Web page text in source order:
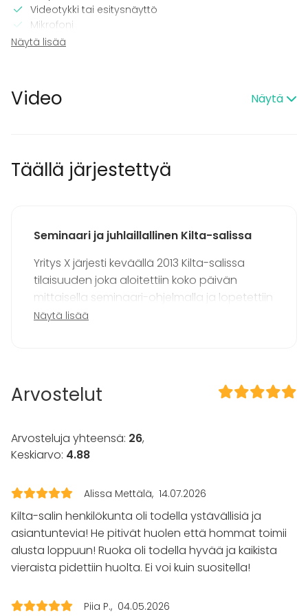
Videotykki tai esitysnäyttö
Mikrofoni
Wi-Fi
Pro äänilaitteisto
Musiikki kovalla OK
Hansel-sopimus
Esiintymislava
Muistiinpanovälineet
Fläppi- / Valkotaulu
Astiasto
Tapahtumatyypit
Kokous
Esitys / näytös
Virkistystilaisuus
Elämys / aktiviteetti
Pikkujoulut
Tilatyypit
Juhlasali
Monitoimitila
Konserttisali
Näytä lisää
Video Näytä
Täällä järjestettyä
Seminaari ja juhlaillallinen Kilta-salissa
Yritys X järjesti keväällä 2013 Kilta-salissa
tilaisuuden joka aloitettiin koko päivän
mittaisella seminaari-ohjelmalla ja lopetettiin
tasokkaalle juhlaillalliselle. Tilaisuuden
Asiakkaan seminaaria varten Kilta-salin
salin takaosaan, lämpiöön sekä läheiseen
kabinettiin oli aseteltu pystypöytiä rentoa
Vieraiden saavuttua Kilta-saliin heidät
ohjattiin kätevästi naulakon kautta
yläkertaan, jossa tilaisuus aloitettiin tuoreella
kahvilla ja kevyellä aamiaisella.
Seminaarin ensimmäisen puoliskon jälkeen
ravintolasaliin, jossa kalustuksena toimivat
Näytä lisää
Arvostelut
Arvosteluja yhteensä: 26,
Keskiarvo: 4.88
Alissa Mettälä 14.07.2026
Kilta-salin henkilökunta oli todella ystävällisiä ja
asiantuntevia! He pitivät huolen että hommat toimii
alusta loppuun! Ruoka oli todella hyvää ja kaikista
vieraista pidettiin huolta. Ei voi kuin suositella!
Piia P. 04.05.2026